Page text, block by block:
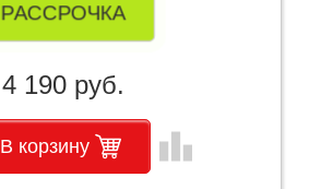
РАССРОЧКА
4 190 руб.
В корзину leaderboard